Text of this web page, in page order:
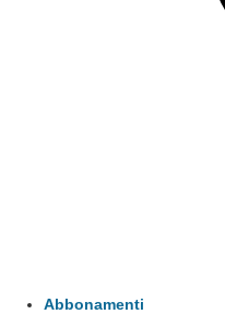
Abbonamenti